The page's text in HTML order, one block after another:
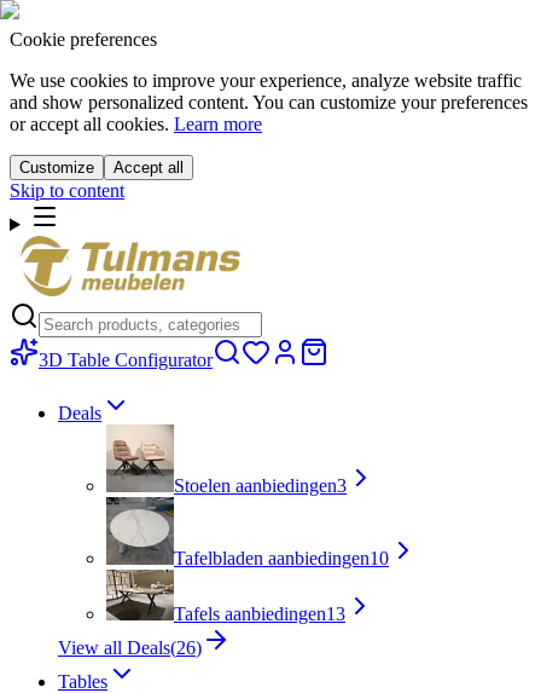
Cookie preferences
We use cookies to improve your experience, analyze website traffic
and show personalized content. You can customize your preferences
or accept all cookies. Learn more
Customize Accept all
Skip to content
3D Table Configurator
Deals
Stoelen aanbiedingen3
Tafelbladen aanbiedingen10
Tafels aanbiedingen13
View all Deals(26)
Tables